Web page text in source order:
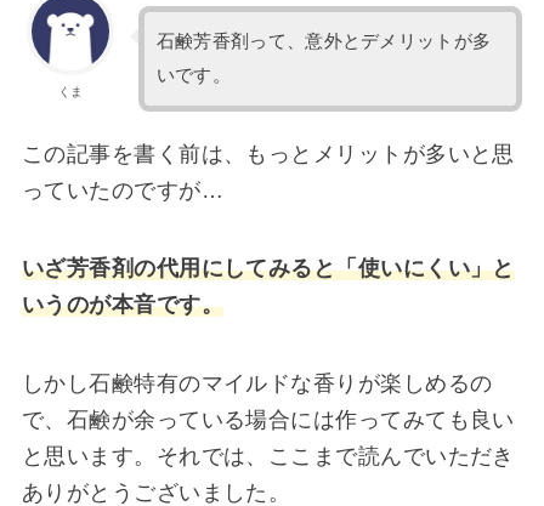
くま
石鹸芳香剤って、意外とデメリットが多
いです。
この記事を書く前は、もっとメリットが多いと思
っていたのですが…
いざ芳香剤の代用にしてみると「使いにくい」と
いうのが本音です。
しかし石鹸特有のマイルドな香りが楽しめるの
で、石鹸が余っている場合には作ってみても良い
と思います。それでは、ここまで読んでいただき
ありがとうございました。